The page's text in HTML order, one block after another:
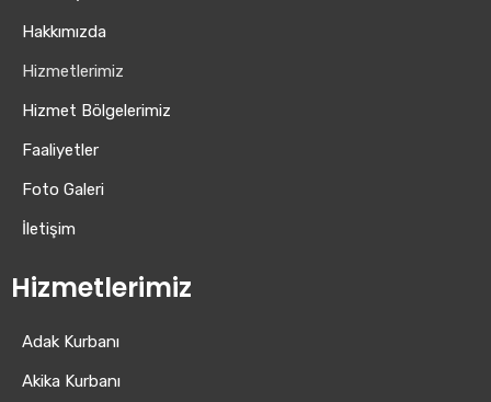
Hakkımızda
Hizmetlerimiz
Hizmet Bölgelerimiz
Faaliyetler
Foto Galeri
İletişim
Hizmetlerimiz
Adak Kurbanı
Akika Kurbanı